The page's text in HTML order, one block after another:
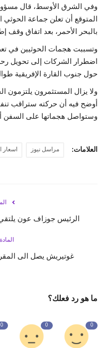
وفي الشرق الأوسط، قال
المتوقع أن تعلن جماعة
بالبحر الأحمر، بعد اتفاق وقف
وتسببت هجمات الحوثيين في
اضطرار الشركات إلى تحويل
حول جنوب القارة الإفريقية
ولا يزال المستثمرون يلتزمون
أوضح فيه أن حركته ستراقب
وستواصل هجماتها على السفن
العلامات: مراسل نيوز اسعار
الرئيس جوزاف عون يلتقي
غوتيريش يصل الى المقر
ما هو رد فعلك؟
0
0
0